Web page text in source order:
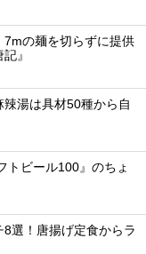
の麺を切らずに提供
』
湯は具材50種から自
トビール100』のちょ
8選！唐揚げ定食からラ